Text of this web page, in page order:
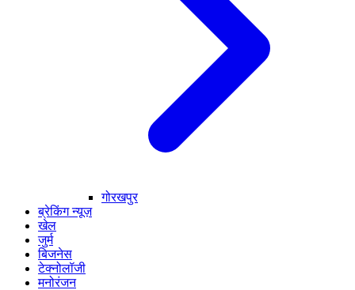
गोरखपुर
ब्रेकिंग न्यूज़
खेल
जुर्म
बिजनेस
टेक्नोलॉजी
मनोरंजन